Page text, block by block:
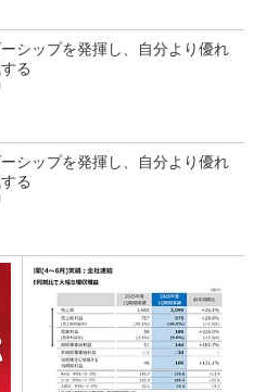
シップを発揮し、自分より優れ
る
シップを発揮し、自分より優れ
る